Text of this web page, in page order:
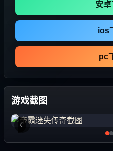
安卓
ios
pc
游戏截图